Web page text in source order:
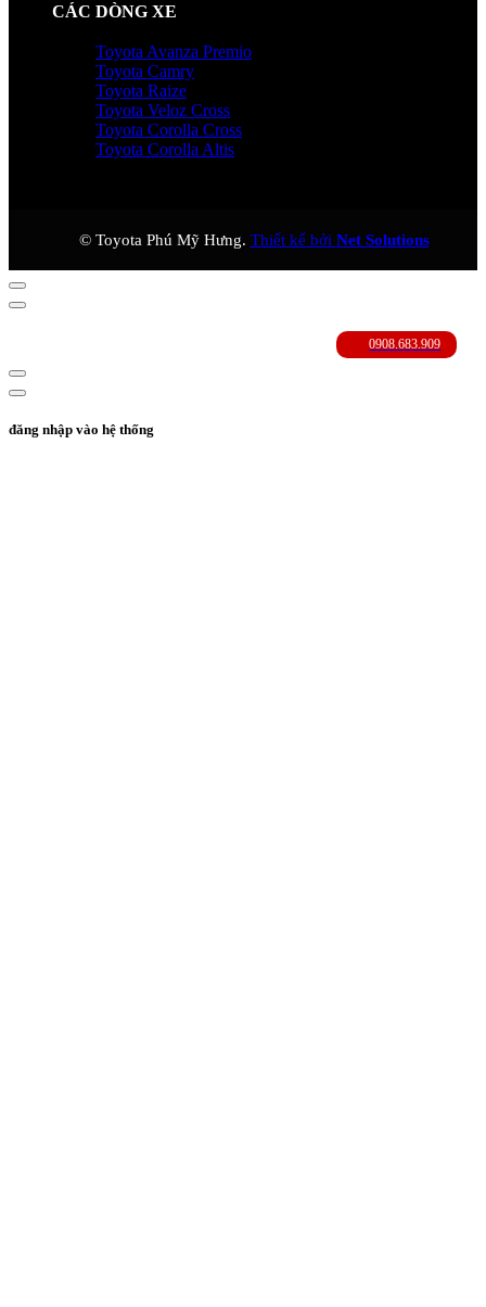
CÁC DÒNG XE
Toyota Avanza Premio
Toyota Camry
Toyota Raize
Toyota Veloz Cross
Toyota Corolla Cross
Toyota Corolla Altis
© Toyota Phú Mỹ Hưng. Thiết kế bởi Net Solutions
đăng nhập vào hệ thống